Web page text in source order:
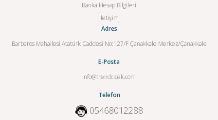
Banka Hesap Bilgileri
İletişim
Adres
Barbaros Mahallesi Atatürk Caddesi No:127/F Çanakkale Merkez/Çanakkale
E-Posta
info@trendcicek.com
Telefon
05468012288